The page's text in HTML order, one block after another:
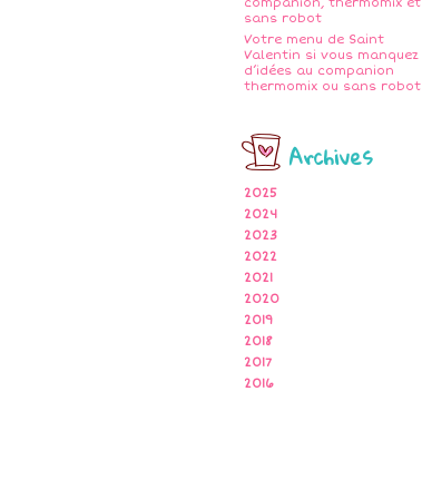
sans robot
Votre menu de Saint
Valentin si vous manquez
d’idées au companion
thermomix ou sans robot
Archives
2025
2024
2023
2022
2021
2020
2019
2018
2017
2016